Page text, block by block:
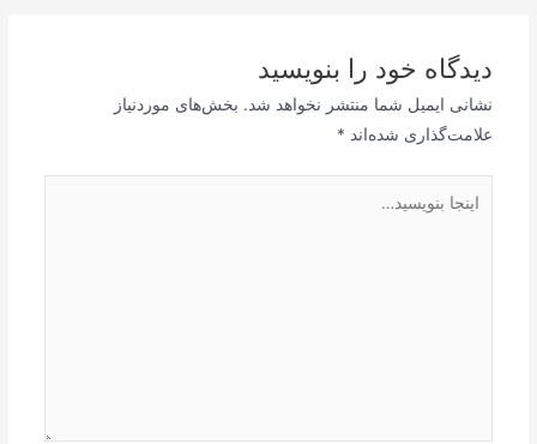
دیدگاه‌ خود را بنویسید
نشانی ایمیل شما منتشر نخواهد شد. بخش‌های موردنیاز
علامت‌گذاری شده‌اند *
بنویسید…